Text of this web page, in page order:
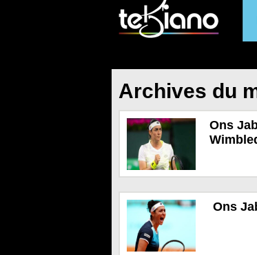
Archives du
Ons
Ons